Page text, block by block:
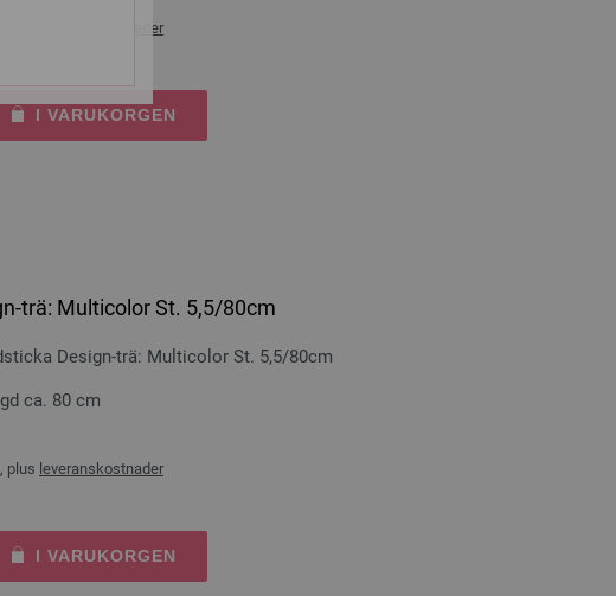
leveranskostnader
I VARUKORGEN
trä: Multicolor St. 5,5/80cm
Design-trä: Multicolor St. 5,5/80cm
ca. 80 cm
plus leveranskostnader
I VARUKORGEN